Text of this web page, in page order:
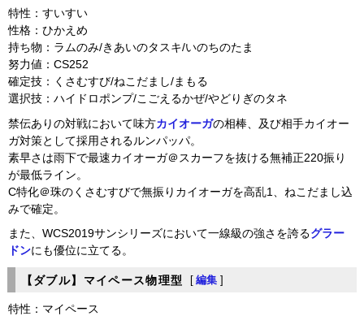
特性：すいすい
性格：ひかえめ
持ち物：ラムのみ/きあいのタスキ/いのちのたま
努力値：CS252
確定技：くさむすび/ねこだまし/まもる
選択技：ハイドロポンプ/こごえるかぜ/やどりぎのタネ
禁伝ありの対戦において味方カイオーガの相棒、及び相手カイオー
ガ対策として採用されるルンパッパ。
素早さは雨下で最速カイオーガ＠スカーフを抜ける無補正220振り
が最低ライン。
C特化＠珠のくさむすびで無振りカイオーガを高乱1、ねこだまし込
みで確定。
また、WCS2019サンシリーズにおいて一線級の強さを誇るグラー
ドンにも優位に立てる。
【ダブル】マイペース物理型 [ 編集 ]
特性：マイペース